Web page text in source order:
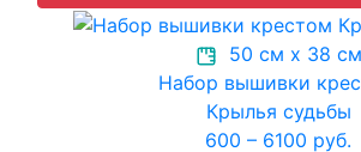
50 см х 38 см
Набор вышивки
Крылья судьбы
600 – 6100 руб.